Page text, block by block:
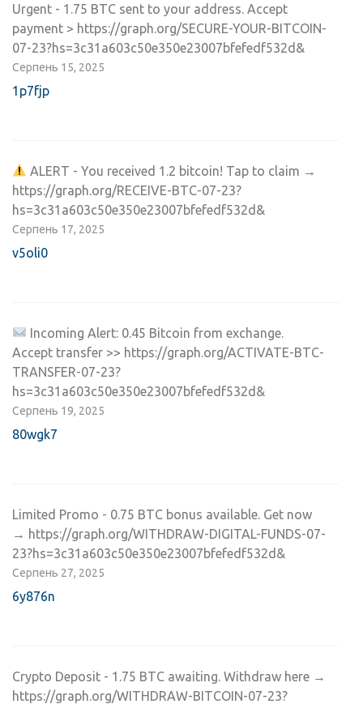
Urgent - 1.75 BTC sent to your address. Accept
payment > https://graph.org/SECURE-YOUR-BITCOIN-
07-23?hs=3c31a603c50e350e23007bfefedf532d&
Серпень 15, 2025
1p7fjp
ALERT - You received 1.2 bitcoin! Tap to claim →
https://graph.org/RECEIVE-BTC-07-23?
hs=3c31a603c50e350e23007bfefedf532d&
Серпень 17, 2025
v5oli0
Incoming Alert: 0.45 Bitcoin from exchange.
Accept transfer >> https://graph.org/ACTIVATE-BTC-
TRANSFER-07-23?
hs=3c31a603c50e350e23007bfefedf532d&
Серпень 19, 2025
80wgk7
Limited Promo - 0.75 BTC bonus available. Get now
→ https://graph.org/WITHDRAW-DIGITAL-FUNDS-07-
23?hs=3c31a603c50e350e23007bfefedf532d&
Серпень 27, 2025
6y876n
Crypto Deposit - 1.75 BTC awaiting. Withdraw here →
https://graph.org/WITHDRAW-BITCOIN-07-23?